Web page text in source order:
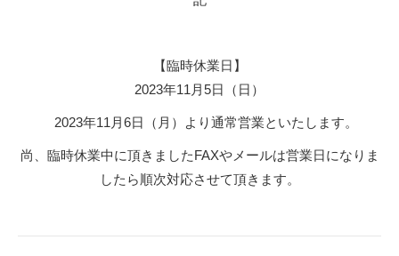
【臨時休業日】
2023年11月5日（日）
2023年11月6日（月）より通常営業といたします。
尚、臨時休業中に頂きましたFAXやメールは営業日になりま
したら順次対応させて頂きます。